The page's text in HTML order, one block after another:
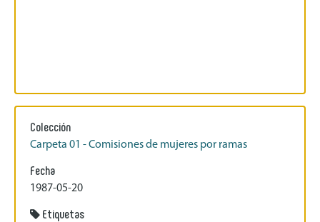
Colección
Carpeta 01 - Comisiones de mujeres por ramas
Fecha
1987-05-20
Etiquetas